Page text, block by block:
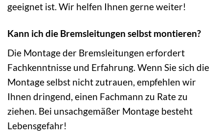
geeignet ist. Wir helfen Ihnen gerne weiter!
Kann ich die Bremsleitungen selbst montieren?
Die Montage der Bremsleitungen erfordert
Fachkenntnisse und Erfahrung. Wenn Sie sich die
Montage selbst nicht zutrauen, empfehlen wir
Ihnen dringend, einen Fachmann zu Rate zu
ziehen. Bei unsachgemäßer Montage besteht
Lebensgefahr!